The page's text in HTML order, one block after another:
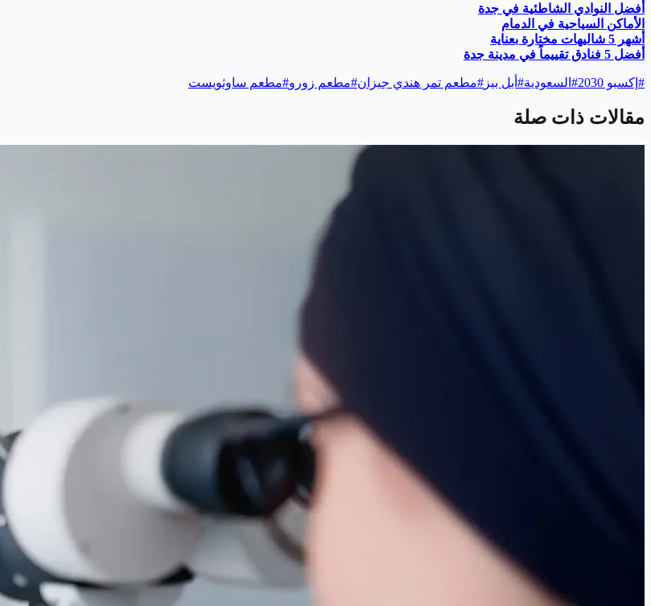
أفضل النوادي الشاطئية في جدة
الأماكن السياحية في الدمام
أشهر 5 شاليهات مختارة بعناية
أفضل 5 فنادق تقييماً في مدينة جدة
# إكسبو 2030 # السعودية# أبل بيز #مطعم تمر هندي جيزان#مطعم زورو#مطعم ساوثويست
مقالات ذات صلة